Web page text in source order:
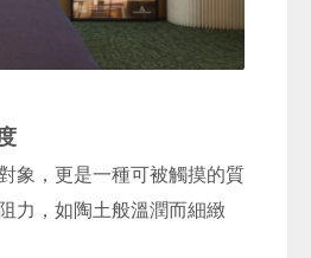
象，更是一種可被觸摸的質
，如陶土般溫潤而細緻